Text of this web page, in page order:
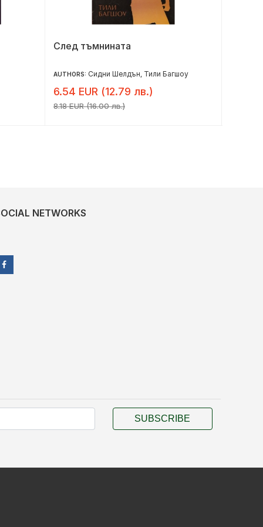
След тъмнината
AUTHORS: Сидни Шелдън Тили Багшоу
6.54 EUR (12.79 лв.)
8.18 EUR (16.00 лв.)
NETWORKS
SUBSCRIBE